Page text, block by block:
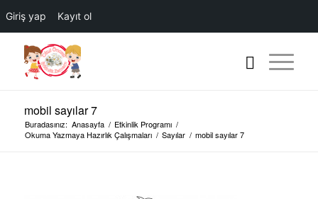
Giriş yap Kayıt ol
mobil sayılar 7
Buradasınız: Anasayfa / Etkinlik Programı /
Okuma Yazmaya Hazırlık Çalışmaları / Sayılar / mobil sayılar 7